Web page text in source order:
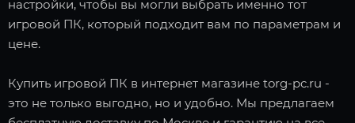
настройки, чтобы вы могли выбрать именно тот
игровой ПК, который подходит вам по параметрам и
цене.
Купить игровой ПК в интернет магазине torg-pc.ru -
это не только выгодно, но и удобно. Мы предлагаем